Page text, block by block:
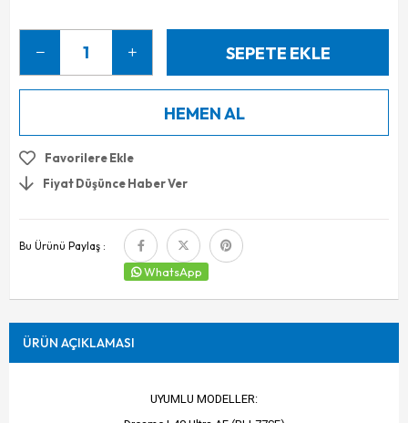
Favorilere Ekle
Fiyat Düşünce Haber Ver
Bu Ürünü Paylaş :
WhatsApp
ÜRÜN AÇIKLAMASI
UYUMLU MODELLER: